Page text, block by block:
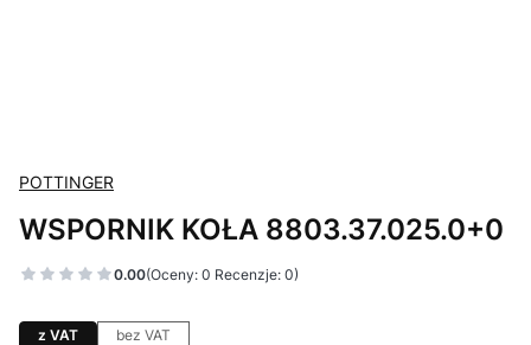
POTTINGER
WSPORNIK KOŁA 8803.37.025.0+0
0.00(Oceny: 0 Recenzje: 0)
z VAT bez VAT